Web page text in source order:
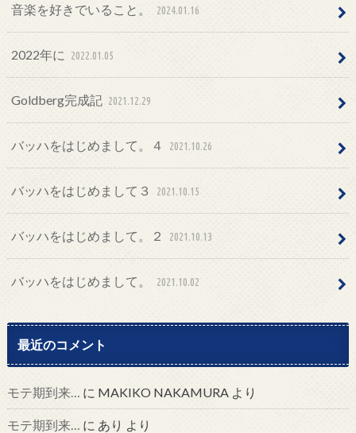
音楽を好きでいること。 2024.01.16
2022年に 2022.01.05
Goldberg完成記 2021.12.29
バッハをはじめまして。４ 2021.10.26
バッハをはじめまして３ 2021.10.15
バッハをはじめまして。２ 2021.10.13
バッハをはじめまして。 2021.10.02
最近のコメント
モテ期到来… に MAKIKO NAKAMURAより
モテ期到来… に あり より